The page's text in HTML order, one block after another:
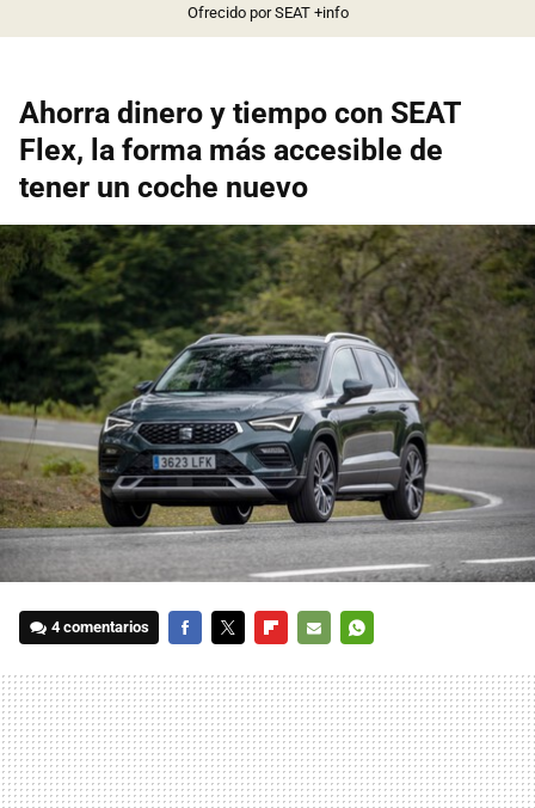
Ofrecido por SEAT +info
Ahorra dinero y tiempo con SEAT
Flex, la forma más accesible de
tener un coche nuevo
4 comentarios
MAIL